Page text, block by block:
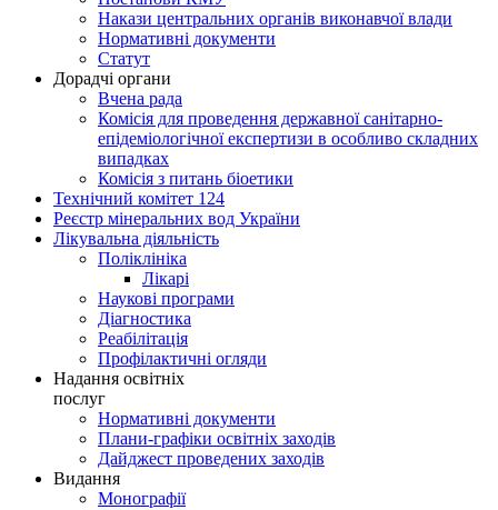
Накази центральних органів виконавчої влади
Нормативні документи
Статут
Дорадчі органи
Вчена рада
Комісія для проведення державної санітарно-
епідеміологічної експертизи в особливо складних
випадках
Комісія з питань біоетики
Технічний комітет 124
Реєстр мінеральних вод України
Лікувальна діяльність
Поліклініка
Лікарі
Наукові програми
Діагностика
Реабілітація
Профілактичні огляди
Надання освітніх
послуг
Нормативні документи
Плани-графіки освітніх заходів
Дайджест проведених заходів
Видання
Монографії